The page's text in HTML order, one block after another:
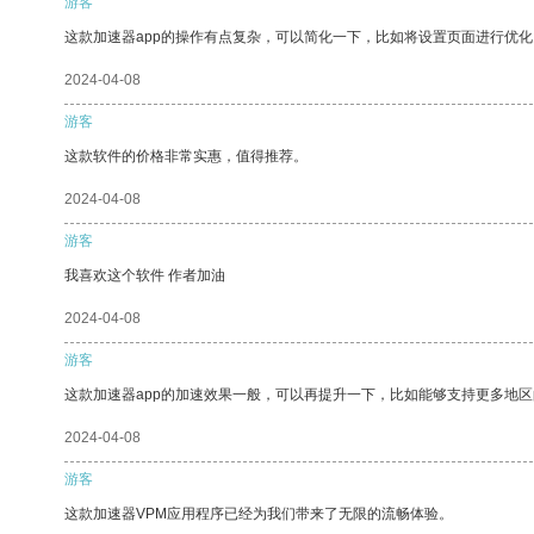
这款加速器app的操作有点复杂，可以简化一下，比如将设置页面进行优化
2024-04-08
游客
这款软件的价格非常实惠，值得推荐。
2024-04-08
游客
我喜欢这个软件 作者加油
2024-04-08
游客
这款加速器app的加速效果一般，可以再提升一下，比如能够支持更多地区
2024-04-08
游客
这款加速器VPM应用程序已经为我们带来了无限的流畅体验。